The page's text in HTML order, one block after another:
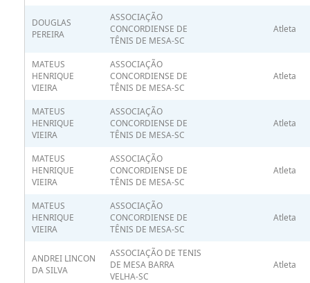
DOUGLAS
PEREIRA
ASSOCIAÇÃO
CONCORDIENSE DE
TÊNIS DE MESA-SC
Atleta
MATEUS
HENRIQUE
VIEIRA
ASSOCIAÇÃO
CONCORDIENSE DE
TÊNIS DE MESA-SC
Atleta
MATEUS
HENRIQUE
VIEIRA
ASSOCIAÇÃO
CONCORDIENSE DE
TÊNIS DE MESA-SC
Atleta
MATEUS
HENRIQUE
VIEIRA
ASSOCIAÇÃO
CONCORDIENSE DE
TÊNIS DE MESA-SC
Atleta
MATEUS
HENRIQUE
VIEIRA
ASSOCIAÇÃO
CONCORDIENSE DE
TÊNIS DE MESA-SC
Atleta
ANDREI LINCON
DA SILVA
ASSOCIAÇÃO DE TENIS
DE MESA BARRA
VELHA-SC
Atleta